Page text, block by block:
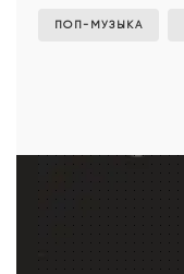
ПОП-МУЗЫКА